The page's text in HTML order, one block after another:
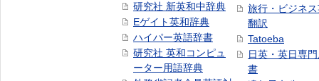
研究社 新英和中辞典
Eゲイト英和辞典
ハイパー英語辞書
研究社 英和コンピュ
ーター用語辞典
旅行・ビジネ
翻訳
Tatoeba
日英・英日専
書